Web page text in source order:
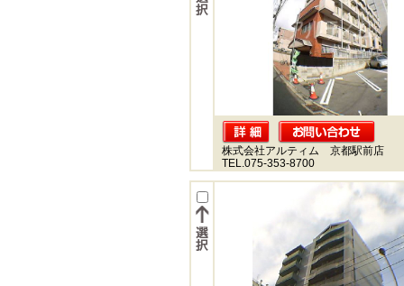
株式会社アルティム 京都駅前店
TEL.075-353-8700